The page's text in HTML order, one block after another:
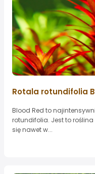
Rotala rotundifolia
Blood Red to
rotundifolia. Jest to roślina
się nawet w...